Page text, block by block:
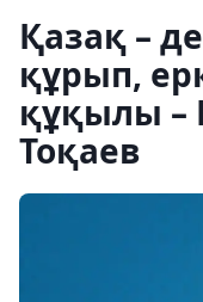
Қазақ –
құрып,
құқылы
Тоқаев